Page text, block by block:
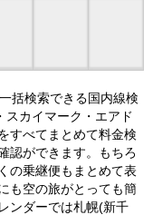
括検索できる国内線検
スカイマーク・エアド
すべてまとめて料金検
認ができます。もちろ
の乗継便もまとめて表
も空の旅がとっても簡
ンダーでは札幌(新千